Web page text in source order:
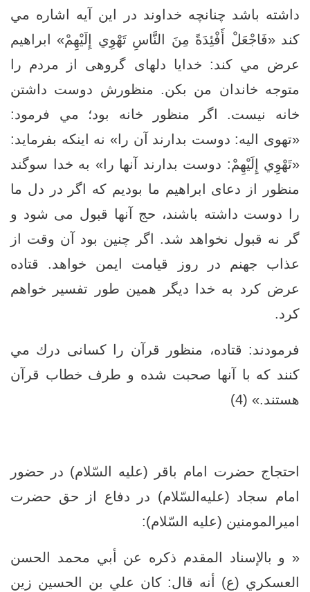
داشته باشد چنانچه خداوند در اين آيه اشاره مي
كند «فَاجْعَلْ أَفْئِدَةً مِنَ النَّاسِ تَهْوِي إِلَيْهِمْ‏» ابراهيم
عرض مي كند: خدايا دلهاى گروهى از مردم را
متوجه خاندان من بكن. منظورش دوست داشتن
خانه نيست. اگر منظور خانه بود؛ مي فرمود:
«تهوى اليه: دوست بدارند آن را» نه اينكه‏ بفرمايد:
«تَهْوِي إِلَيْهِمْ: دوست بدارند آنها را» به خدا سوگند
منظور از دعاى ابراهيم ما بوديم كه اگر در دل ما
را دوست داشته باشند، حج آنها قبول مى‏ شود و
گر نه قبول نخواهد شد. اگر چنين بود آن وقت از
عذاب جهنم در روز قيامت ايمن خواهد. قتاده
عرض كرد به خدا ديگر همين طور تفسير خواهم
كرد.
فرمودند: قتاده، منظور قرآن را كسانى درك مي
كنند كه با آنها صحبت شده و طرف خطاب قرآن
هستند.» (4)
احتجاج حضرت امام باقر (علیه السّلام) در حضور
امام سجاد (عليه‌السّلام) در دفاع از حق حضرت
امیرالمومنین (علیه السّلام):
« و بالإسناد المقدم ذكره عن أبي محمد الحسن
العسكري (ع) أنه قال: كان علي بن الحسين زين